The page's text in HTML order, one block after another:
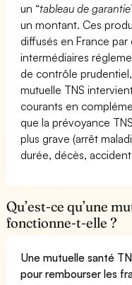
un “tableau de garantie
un montant. Ces
diffusés en France
intermédiaires
de contrôle
mutuelle TNS
courants en
que la prévoyance
plus grave (arrêt
durée, décès,
Qu’est-ce qu’une
fonctionne-t-elle ?
Une mutuelle santé
pour rembourser les